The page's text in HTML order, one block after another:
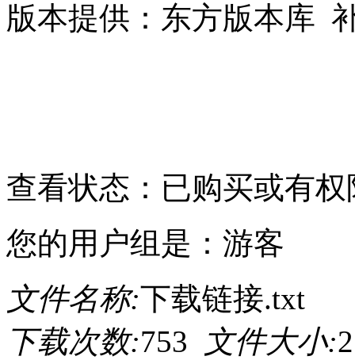
版本提供：东方版本库
查看状态：已购买或有权
您的用户组是：游客
文件名称:下载链接.txt
下载次数:753 文件大小: